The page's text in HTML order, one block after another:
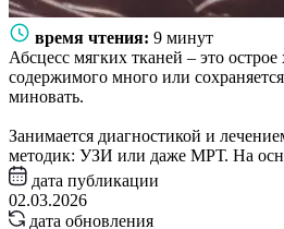
время чтения: 9 минут
Абсцесс мягких тканей – это
содержимого много или
миновать.
Занимается диагностикой и
методик: УЗИ или даже МРТ. На
дата публикации
02.03.2026
дата обновления